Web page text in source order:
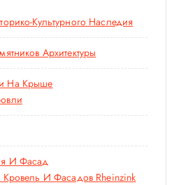
Культурного Наследия
Архитектуры
На Крыше
И Фасад
И Фасадов Rheinzink